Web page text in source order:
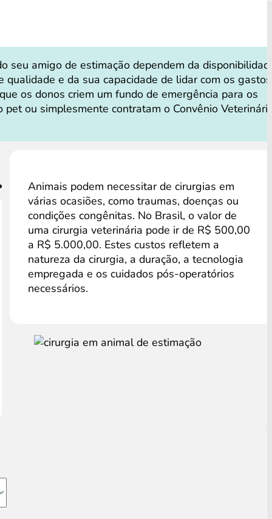
seu amigo de estimação dependem da
qualidade e da sua capacidade de lidar com os gastos
os donos criem um fundo de emergência para os
pet ou simplesmente contratam o Convênio
Animais podem necessitar de cirurgias em
várias ocasiões, como traumas, doenças ou
condições congênitas. No Brasil, o valor de
uma cirurgia veterinária pode ir de R$ 500,00
a R$ 5.000,00. Estes custos refletem a
natureza da cirurgia, a duração, a tecnologia
empregada e os cuidados pós-operatórios
necessários.